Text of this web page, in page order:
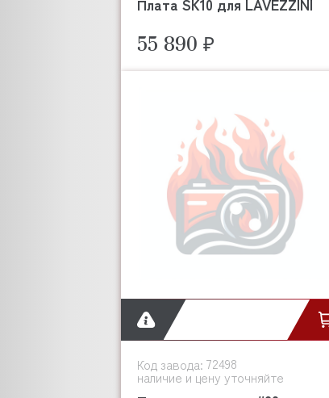
55 890 ₽
Код завода: 72498
наличие и цену уточняйте